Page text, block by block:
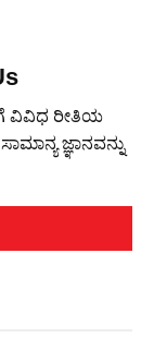
ವಿವಿಧ ರೀತಿಯ
ಜ್ಞಾನವನ್ನು